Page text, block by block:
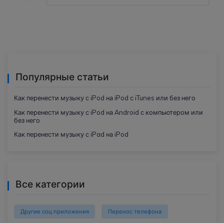
Популярные статьи
Как перенести музыку с iPod на iPod с iTunes или без него
Как перенести музыку с iPod на Android с компьютером или
без него
Как перенести музыку с iPad на iPod
Все категории
Другие соц.приложения Перенос телефона